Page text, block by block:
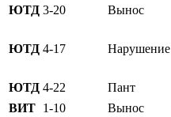
ЮТД 3-20 Вынос
ЮТД 4-17 Нарушение
ЮТД 4-22 Пант
ВИТ 1-10 Вынос